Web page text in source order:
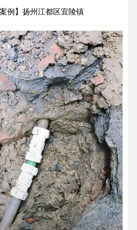
案例】扬州江都区宜陵镇